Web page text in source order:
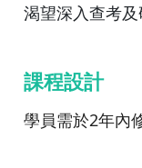
渴望深入查考及
課程設計
學員需於2年內